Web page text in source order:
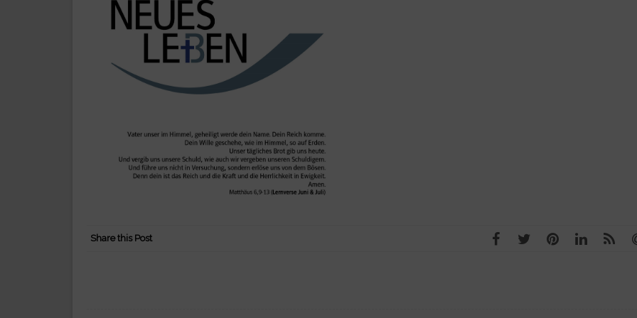
Share this Post